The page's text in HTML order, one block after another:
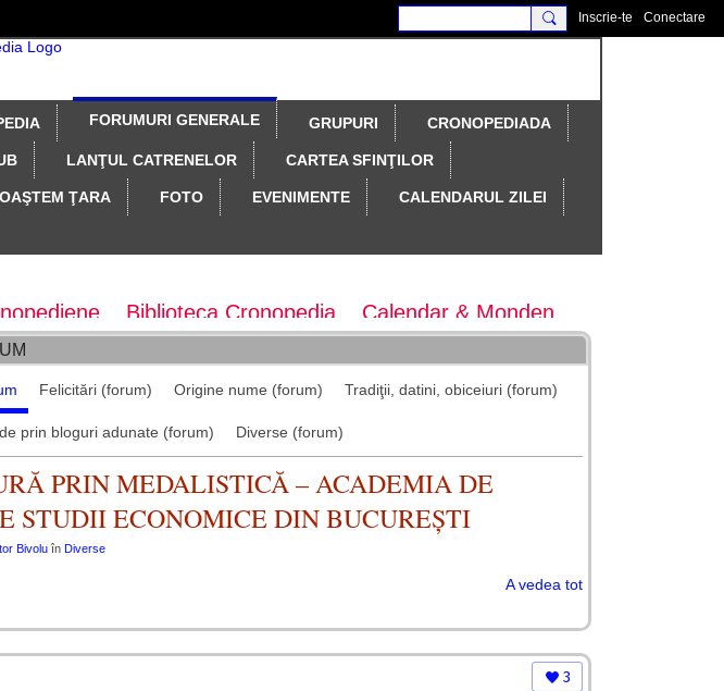
Inscrie-te Conectare
FORUMURI GENERALE GRUPURI CRONOPEDIADA
LANŢUL CATRENELOR CARTEA SFINŢILOR
ŢARA FOTO EVENIMENTE CALENDARUL ZILEI
Biblioteca Cronopedia
Calendar & Monden
revistei Taifas Literary Magazine
Felicitări Maratoane tematice
maratonul colindelor
- arhiva forum
Felicitări (forum) Origine nume (forum) Tradiţii, datini, obiceiuri (forum)
de prin bloguri adunate (forum) Diverse (forum)
PRIN MEDALISTICĂ – ACADEMIA DE
STUDII ECONOMICE DIN BUCUREȘTI
Bivolu în Diverse
A vedea tot
3